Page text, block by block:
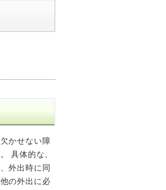
かせない障
具体的な、
外出時に同
の外出に必